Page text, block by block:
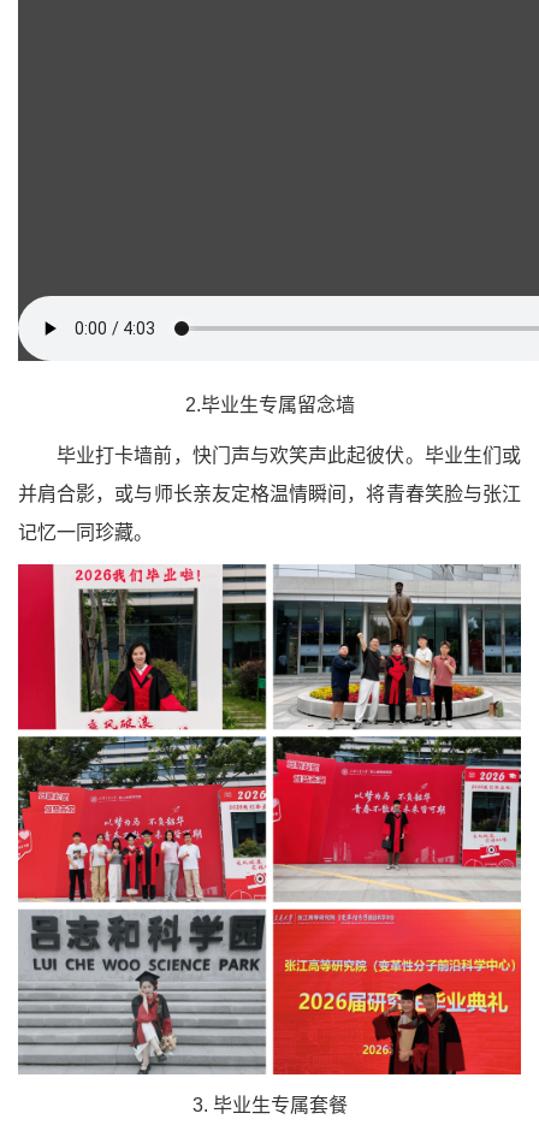
2.毕业生专属留念墙
毕业打卡墙前，快门声与欢笑声此起彼伏。毕业生们或
并肩合影，或与师长亲友定格温情瞬间，将青春笑脸与张江
记忆一同珍藏。
3. 毕业生专属套餐